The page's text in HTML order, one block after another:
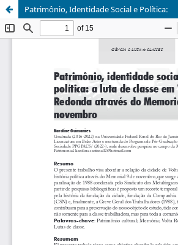
Patrimônio, Identidade Social e Política: